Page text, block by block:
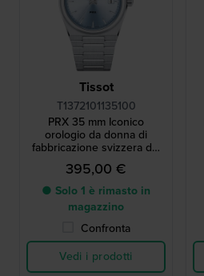
Tissot
T1372101135100
PRX 35 mm Iconico
orologio da donna di
fabbricazione svizzera del
1978
395,00 €
● Solo 1 è rimasto in
magazzino
Confronta
Vedi i prodotti